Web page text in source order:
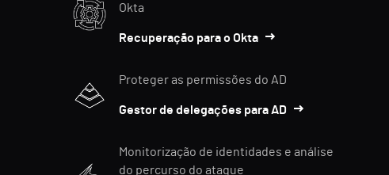
Okta
Recuperação para o Okta
Proteger as permissões do AD
Gestor de delegações para AD
Monitorização de identidades e análise
do percurso do ataque